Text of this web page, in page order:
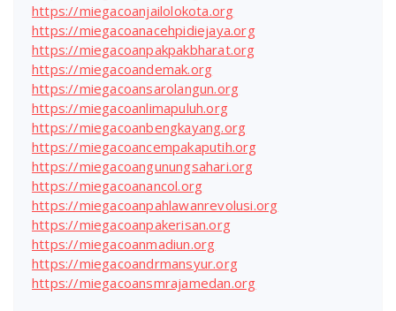
https://miegacoanjailolokota.org
https://miegacoanacehpidiejaya.org
https://miegacoanpakpakbharat.org
https://miegacoandemak.org
https://miegacoansarolangun.org
https://miegacoanlimapuluh.org
https://miegacoanbengkayang.org
https://miegacoancempakaputih.org
https://miegacoangunungsahari.org
https://miegacoanancol.org
https://miegacoanpahlawanrevolusi.org
https://miegacoanpakerisan.org
https://miegacoanmadiun.org
https://miegacoandrmansyur.org
https://miegacoansmrajamedan.org